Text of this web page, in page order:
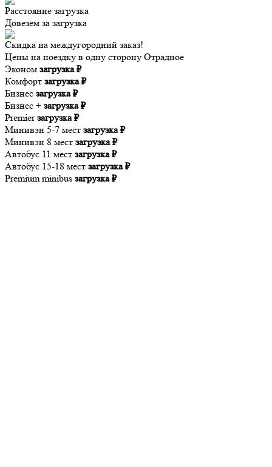
Расстояние загрузка
Довезем за загрузка
Скидка на междугородний заказ!
Цены на поездку в одну сторону Отрадное
Эконом загрузка ₽
Комфорт загрузка ₽
Бизнес загрузка ₽
Бизнес + загрузка ₽
Premier загрузка ₽
Минивэн 5-7 мест загрузка ₽
Минивэн 8 мест загрузка ₽
Автобус 11 мест загрузка ₽
Автобус 15-18 мест загрузка ₽
Premium minibus загрузка ₽